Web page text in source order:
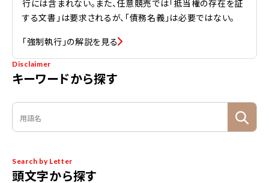
Disclaimer
キーワードから探す
Search by Letter
頭文字から探す
行には含まれない。また、任意競売では「抵当権の存在を証
する文書」は要求されるが、「債務名義」は必要ではない。
「強制執行」の解説を見る